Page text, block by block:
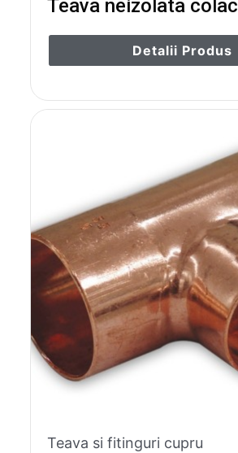
Teava neizolata colac
Detalii Produs
Teava si fitinguri cupru